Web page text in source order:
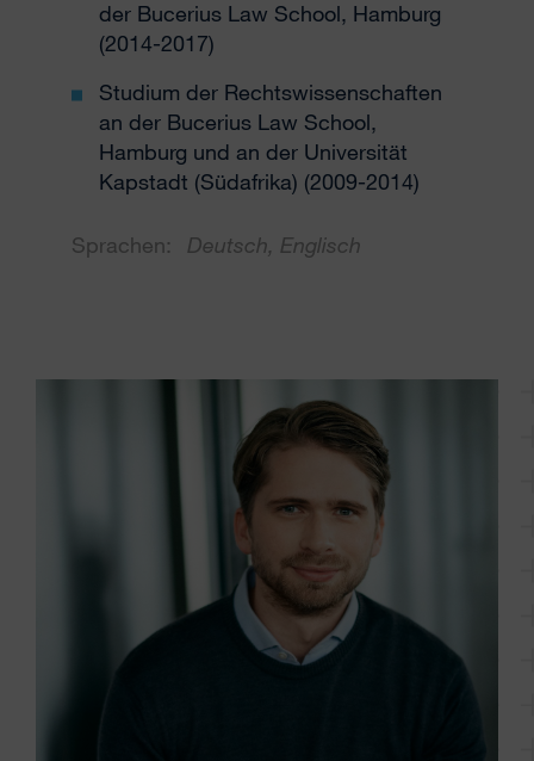
der Bucerius Law School, Hamburg
(2014-2017)
Studium der Rechtswissenschaften
an der Bucerius Law School,
Hamburg und an der Universität
Kapstadt (Südafrika) (2009-2014)
Sprachen: Deutsch, Englisch